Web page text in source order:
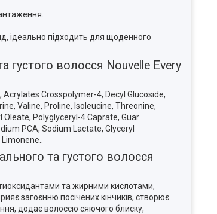
ідеально підходить для щоденного
густого волосся Nouvelle Every
Crosspolymer-4, Decyl Glucoside,
Valine, Proline, Isoleucine, Threonine,
Polyglyceryl-4 Caprate, Guar
PCA, Sodium Lactate, Glyceryl
та густого волосся
та жирними кислотами,
загоєнню посічених кінчиків, створює
додає волоссю сяючого блиску,